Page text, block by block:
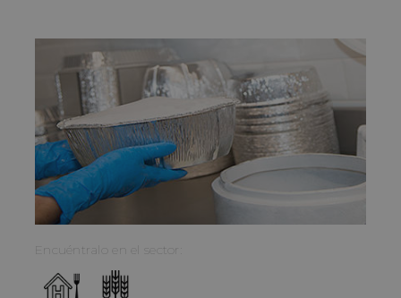
Encuéntralo en el sector: